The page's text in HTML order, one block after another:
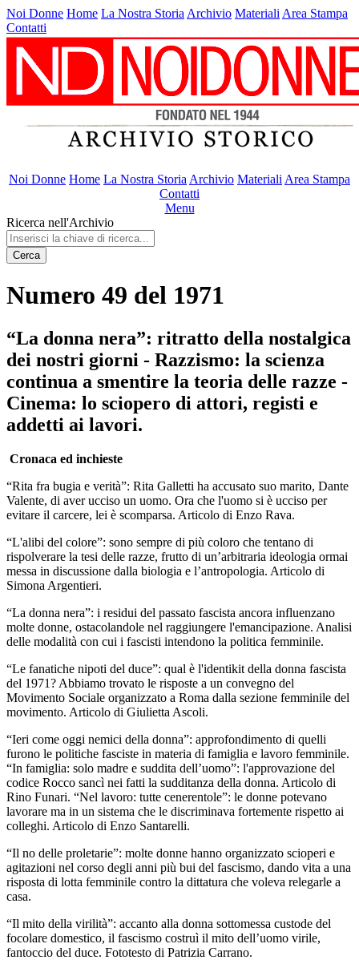
Noi Donne Home La Nostra Storia Archivio Materiali Area Stampa
Contatti
Noi Donne Home La Nostra Storia Archivio Materiali Area Stampa
Contatti
Menu
Ricerca nell'Archivio
Cerca
Numero 49 del 1971
“La donna nera”: ritratto della nostalgica
dei nostri giorni - Razzismo: la scienza
continua a smentire la teoria delle razze -
Cinema: lo sciopero di attori, registi e
addetti ai lavori.
Cronaca ed inchieste
“Rita fra bugia e verità”: Rita Galletti ha accusato suo marito, Dante
Valente, di aver ucciso un uomo. Ora che l'uomo si è ucciso per
evitare il carcere, lei è scomparsa. Articolo di Enzo Rava.
“L'alibi del colore”: sono sempre di più coloro che tentano di
rispolverare la tesi delle razze, frutto di un’arbitraria ideologia ormai
messa in discussione dalla biologia e l’antropologia. Articolo di
Simona Argentieri.
“La donna nera”: i residui del passato fascista ancora influenzano
molte donne, ostacolandole nel raggiungere l'emancipazione. Analisi
delle modalità con cui i fascisti intendono la politica femminile.
“Le fanatiche nipoti del duce”: qual è l'identikit della donna fascista
del 1971? Abbiamo trovato le risposte a un convegno del
Movimento Sociale organizzato a Roma dalla sezione femminile del
movimento. Articolo di Giulietta Ascoli.
“Ieri come oggi nemici della donna”: approfondimento di quelli
furono le politiche fasciste in materia di famiglia e lavoro femminile.
“In famiglia: solo madre e suddita dell’uomo”: l'approvazione del
codice Rocco sancì nei fatti la sudditanza della donna. Articolo di
Rino Funari. “Nel lavoro: tutte cenerentole”: le donne potevano
lavorare ma in un sistema che le discriminava fortemente rispetto ai
colleghi. Articolo di Enzo Santarelli.
“Il no delle proletarie”: molte donne hanno organizzato scioperi e
agitazioni nel corso degli anni più bui del fascismo, dando vita a una
risposta di lotta femminile contro la dittatura che voleva relegarle a
casa.
“Il mito della virilità”: accanto alla donna sottomessa custode del
focolare domestico, il fascismo costruì il mito dell’uomo virile,
fantoccio del duce. Fototesto di Patrizia Carrano.